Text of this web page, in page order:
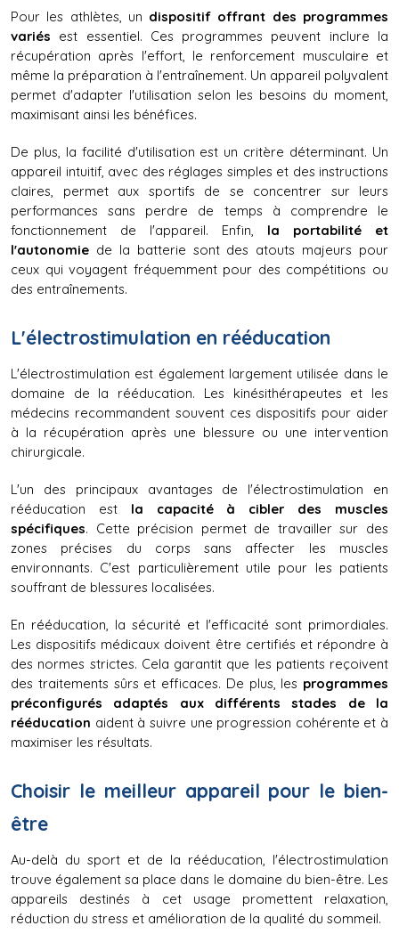
Pour les athlètes, un dispositif offrant des programmes
variés est essentiel. Ces programmes peuvent inclure la
récupération après l'effort, le renforcement musculaire et
même la préparation à l'entraînement. Un appareil polyvalent
permet d'adapter l'utilisation selon les besoins du moment,
maximisant ainsi les bénéfices.
De plus, la facilité d'utilisation est un critère déterminant. Un
appareil intuitif, avec des réglages simples et des instructions
claires, permet aux sportifs de se concentrer sur leurs
performances sans perdre de temps à comprendre le
fonctionnement de l'appareil. Enfin, la portabilité et
l'autonomie de la batterie sont des atouts majeurs pour
ceux qui voyagent fréquemment pour des compétitions ou
des entraînements.
L'électrostimulation en rééducation
L'électrostimulation est également largement utilisée dans le
domaine de la rééducation. Les kinésithérapeutes et les
médecins recommandent souvent ces dispositifs pour aider
à la récupération après une blessure ou une intervention
chirurgicale.
L'un des principaux avantages de l'électrostimulation en
rééducation est la capacité à cibler des muscles
spécifiques. Cette précision permet de travailler sur des
zones précises du corps sans affecter les muscles
environnants. C'est particulièrement utile pour les patients
souffrant de blessures localisées.
En rééducation, la sécurité et l'efficacité sont primordiales.
Les dispositifs médicaux doivent être certifiés et répondre à
des normes strictes. Cela garantit que les patients reçoivent
des traitements sûrs et efficaces. De plus, les programmes
préconfigurés adaptés aux différents stades de la
rééducation aident à suivre une progression cohérente et à
maximiser les résultats.
Choisir le meilleur appareil pour le bien-
être
Au-delà du sport et de la rééducation, l'électrostimulation
trouve également sa place dans le domaine du bien-être. Les
appareils destinés à cet usage promettent relaxation,
réduction du stress et amélioration de la qualité du sommeil.